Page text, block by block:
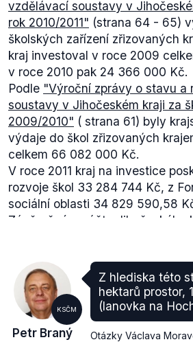
vzdělávací soustavy v
rok 2010/2011" (strana 64 - 65)
školských zařízení zřizovaných
kraj investoval v roce 2009
v roce 2010 pak 24 366 000 Kč.
Podle "Výroční zprávy o stavu a
soustavy v Jihočeském kraji za
2009/2010" ( strana 61) byly
výdaje do škol zřizovaných
celkem 66 082 000 Kč.
V roce 2011 kraj na investice
rozvoje škol 33 284 744 Kč, z
sociální oblasti 34 829 590,58
Závěrečnému účtu Jihočeského
KSČM
Petr Braný
Z hlediska této
hektarů prostor,
(lanovka na
Otázky Václava